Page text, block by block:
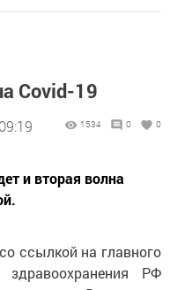
Covid-19
1534 0 0
и вторая волна
ссылкой на главного
здравоохранения РФ